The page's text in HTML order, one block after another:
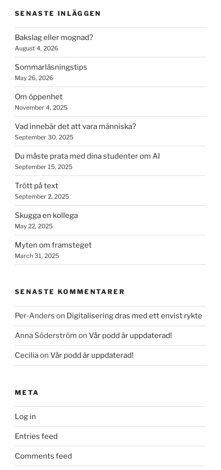
SENASTE INLÄGGEN
Bakslag eller mognad?
August 4, 2026
Sommarläsningstips
May 26, 2026
Om öppenhet
November 4, 2025
Vad innebär det att vara människa?
September 30, 2025
Du måste prata med dina studenter om AI
September 15, 2025
Trött på text
September 2, 2025
Skugga en kollega
May 22, 2025
Myten om framsteget
March 31, 2025
SENASTE KOMMENTARER
Per-Anders on Digitalisering dras med ett envist rykte
Anna Söderström on Vår podd är uppdaterad!
Ceciliaon Vår podd är uppdaterad!
META
Log in
Entries feed
Comments feed